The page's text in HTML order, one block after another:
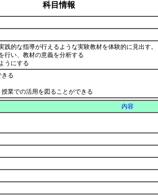
科目情報
的な指導が行えるような実験教材を体験的に見出す。
行い、教材の意義を分析する
うにする
る
業での活用を図ることができる
内容